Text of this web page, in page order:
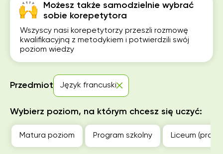
Możesz także samodzielnie wybrać
sobie korepetytora
Wszyscy nasi korepetytorzy przeszli rozmowę
kwalifikacyjną z metodykiem i potwierdzili swój
poziom wiedzy
Przedmiot Język francuski
Wybierz poziom, na którym chcesz się uczyć:
Matura poziom Program szkolny Liceum (profil